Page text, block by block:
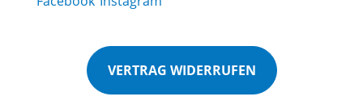
VERTRAG WIDERRUFEN